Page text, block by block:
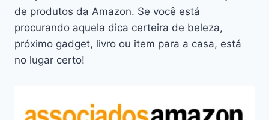
de produtos da Amazon. Se você está
procurando aquela dica certeira de beleza,
próximo gadget, livro ou item para a casa, está
no lugar certo!